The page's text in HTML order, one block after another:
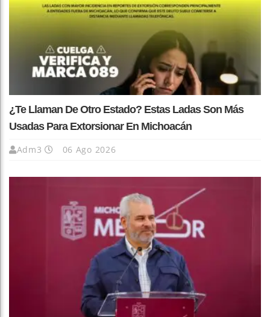
¿Te Llaman De Otro Estado? Estas Ladas Son Más
Usadas Para Extorsionar En Michoacán
Adm3 06 Ago 2026